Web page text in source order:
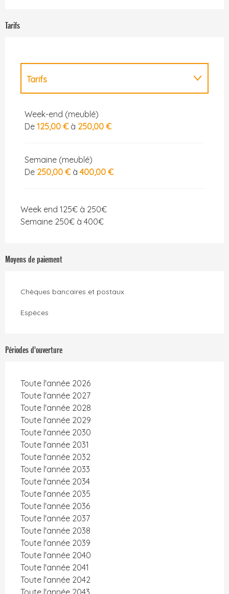
Tarifs
Tarifs
Tarifs 2027
Week-end (meublé)
De 125,00 € à 250,00 €
Semaine (meublé)
De 250,00 € à 400,00 €
Week end 125€ à 250€
Semaine 250€ à 400€
Moyens de paiement
Chèques bancaires et postaux
Espèces
Périodes d'ouverture
Toute l'année 2026
Toute l'année 2027
Toute l'année 2028
Toute l'année 2029
Toute l'année 2030
Toute l'année 2031
Toute l'année 2032
Toute l'année 2033
Toute l'année 2034
Toute l'année 2035
Toute l'année 2036
Toute l'année 2037
Toute l'année 2038
Toute l'année 2039
Toute l'année 2040
Toute l'année 2041
Toute l'année 2042
Toute l'année 2043